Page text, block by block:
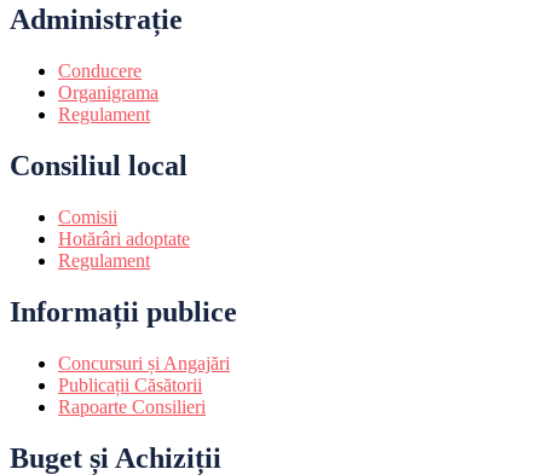
Administrație
Conducere
Organigrama
Regulament
Consiliul local
Comisii
Hotărâri adoptate
Regulament
Informații publice
Concursuri și Angajări
Publicații Căsătorii
Rapoarte Consilieri
Buget și Achiziții